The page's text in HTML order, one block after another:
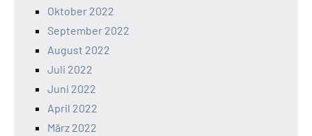
Oktober 2022
September 2022
August 2022
Juli 2022
Juni 2022
April 2022
März 2022